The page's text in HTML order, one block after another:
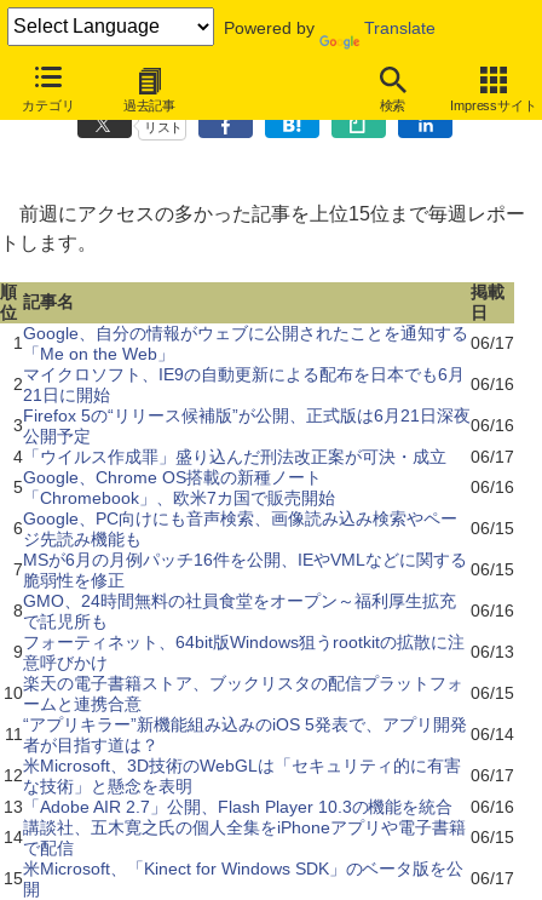
Powered by Translate
カテゴリ 過去記事 検索 Impressサイト
INTERNET Watchアクセスランキング [2011/6/13～2011/6/19]
リスト
前週にアクセスの多かった記事を上位15位まで毎週レポー
トします。
順
位
記事名
掲載
日
1Google、自分の情報がウェブに公開されたことを通知する
「Me on the Web」
06/17
2マイクロソフト、IE9の自動更新による配布を日本でも6月
21日に開始
06/16
3Firefox 5の“リリース候補版”が公開、正式版は6月21日深夜
公開予定
06/16
4 「ウイルス作成罪」盛り込んだ刑法改正案が可決・成立
06/17
5Google、Chrome OS搭載の新種ノート
「Chromebook」、欧米7カ国で販売開始
06/16
6Google、PC向けにも音声検索、画像読み込み検索やペー
ジ先読み機能も
06/15
7MSが6月の月例パッチ16件を公開、IEやVMLなどに関する
脆弱性を修正
06/15
8GMO、24時間無料の社員食堂をオープン～福利厚生拡充
で託児所も
06/16
9フォーティネット、64bit版Windows狙うrootkitの拡散に注
意呼びかけ
06/13
10楽天の電子書籍ストア、ブックリスタの配信プラットフォ
ームと連携合意
06/15
11“アプリキラー”新機能組み込みのiOS 5発表で、アプリ開発
者が目指す道は？
06/14
12米Microsoft、3D技術のWebGLは「セキュリティ的に有害
な技術」と懸念を表明
06/17
13 「Adobe AIR 2.7」公開、Flash Player 10.3の機能を統合
06/16
14講談社、五木寛之氏の個人全集をiPhoneアプリや電子書籍
で配信
06/15
15米Microsoft、「Kinect for Windows SDK」のベータ版を公
開
06/17